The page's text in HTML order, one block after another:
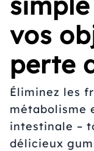
vos
perte
Éliminez les
métabolisme
intestinale –
délicieux